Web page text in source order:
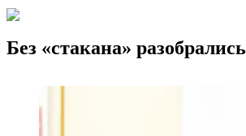
Без «стакана» разобрались